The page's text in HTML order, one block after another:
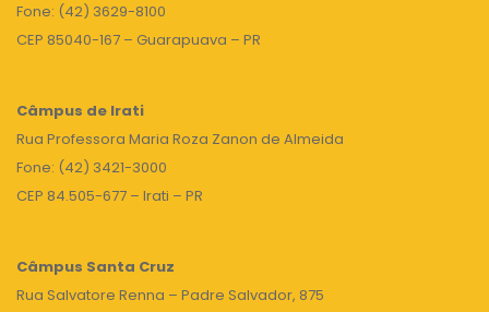
Fone: (42) 3629-8100
CEP 85040-167 – Guarapuava – PR
Câmpus de Irati
Rua Professora Maria Roza Zanon de Almeida
Fone: (42) 3421-3000
CEP 84.505-677 – Irati – PR
Câmpus Santa Cruz
Rua Salvatore Renna – Padre Salvador, 875